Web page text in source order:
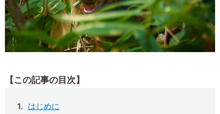
【この記事の目次】
はじめに